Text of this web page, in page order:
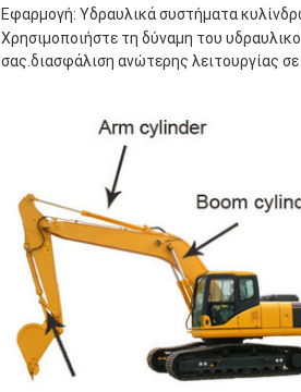
Εφαρμογή: Υδραυλικά συστήματα
Χρησιμοποιήστε τη δύναμη του
σας.διασφάλιση ανώτερης λειτουργίας σε